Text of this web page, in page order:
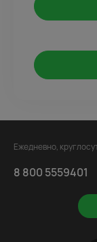
Ежедневно,
8 800 5559401